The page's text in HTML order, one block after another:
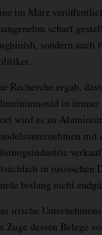
im März
scharf
sondern auch
Recherche ergab,
in immer
wird es zu
mit
in russischen
bislang nicht
irische
Zuge dessen Belege